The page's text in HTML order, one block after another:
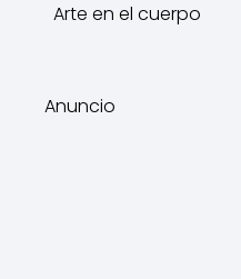
Arte en el cuerpo
Anuncio